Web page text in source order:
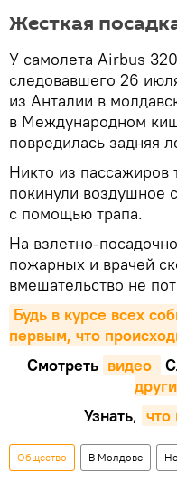
Жесткая
У самолета Airbus
следовавшего 26
из Анталии в
в Международном
повредилась задняя
Никто из пассажиров
покинули воздушное
с помощью трапа.
На взлетно-
пожарных и врачей
вмешательство не
Будь в курсе всех
первым, что
Смотреть видео
Узнать,
Общество В Молдове